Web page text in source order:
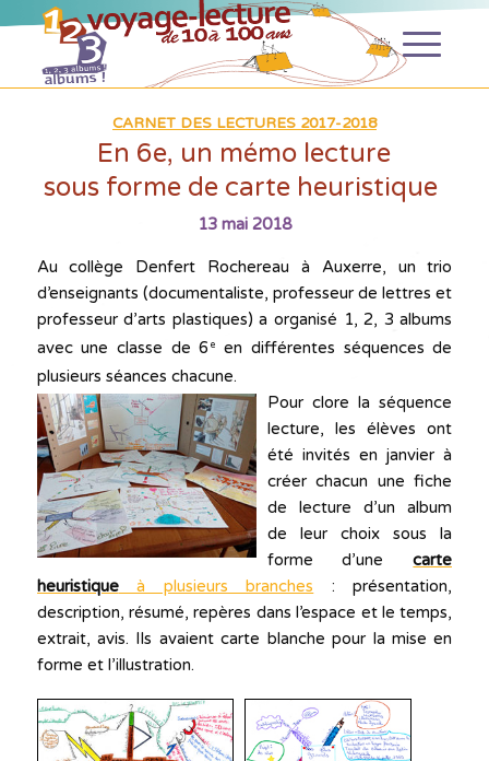
CARNET DES LECTURES 2017-2018
En 6e, un mémo lecture
sous forme de carte heuristique
13 mai 2018
Au collège Denfert Rochereau à Auxerre, un trio
d’enseignants (documentaliste, professeur de lettres et
professeur d’arts plastiques) a organisé 1, 2, 3 albums
avec une classe de 6 e
en différentes séquences de
plusieurs séances chacune.
Pour clore la séquence
lecture, les élèves ont
été invités en janvier à
créer chacun une fiche
de lecture d’un album
de leur choix sous la
forme d’unecarte
heuristiqueà plusieurs branches : présentation,
description, résumé, repères dans l’espace et le temps,
extrait, avis. Ils avaient carte blanche pour la mise en
forme et l’illustration.